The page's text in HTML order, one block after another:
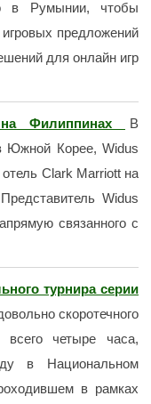
в Румынии, чтобы
предложений
для онлайн игр
Филиппинах
В
Южной Корее, Widus
Clark Marriott на
Widus
связанного с
турнира серии
скоротечного
всего четыре часа,
в Национальном
в рамках